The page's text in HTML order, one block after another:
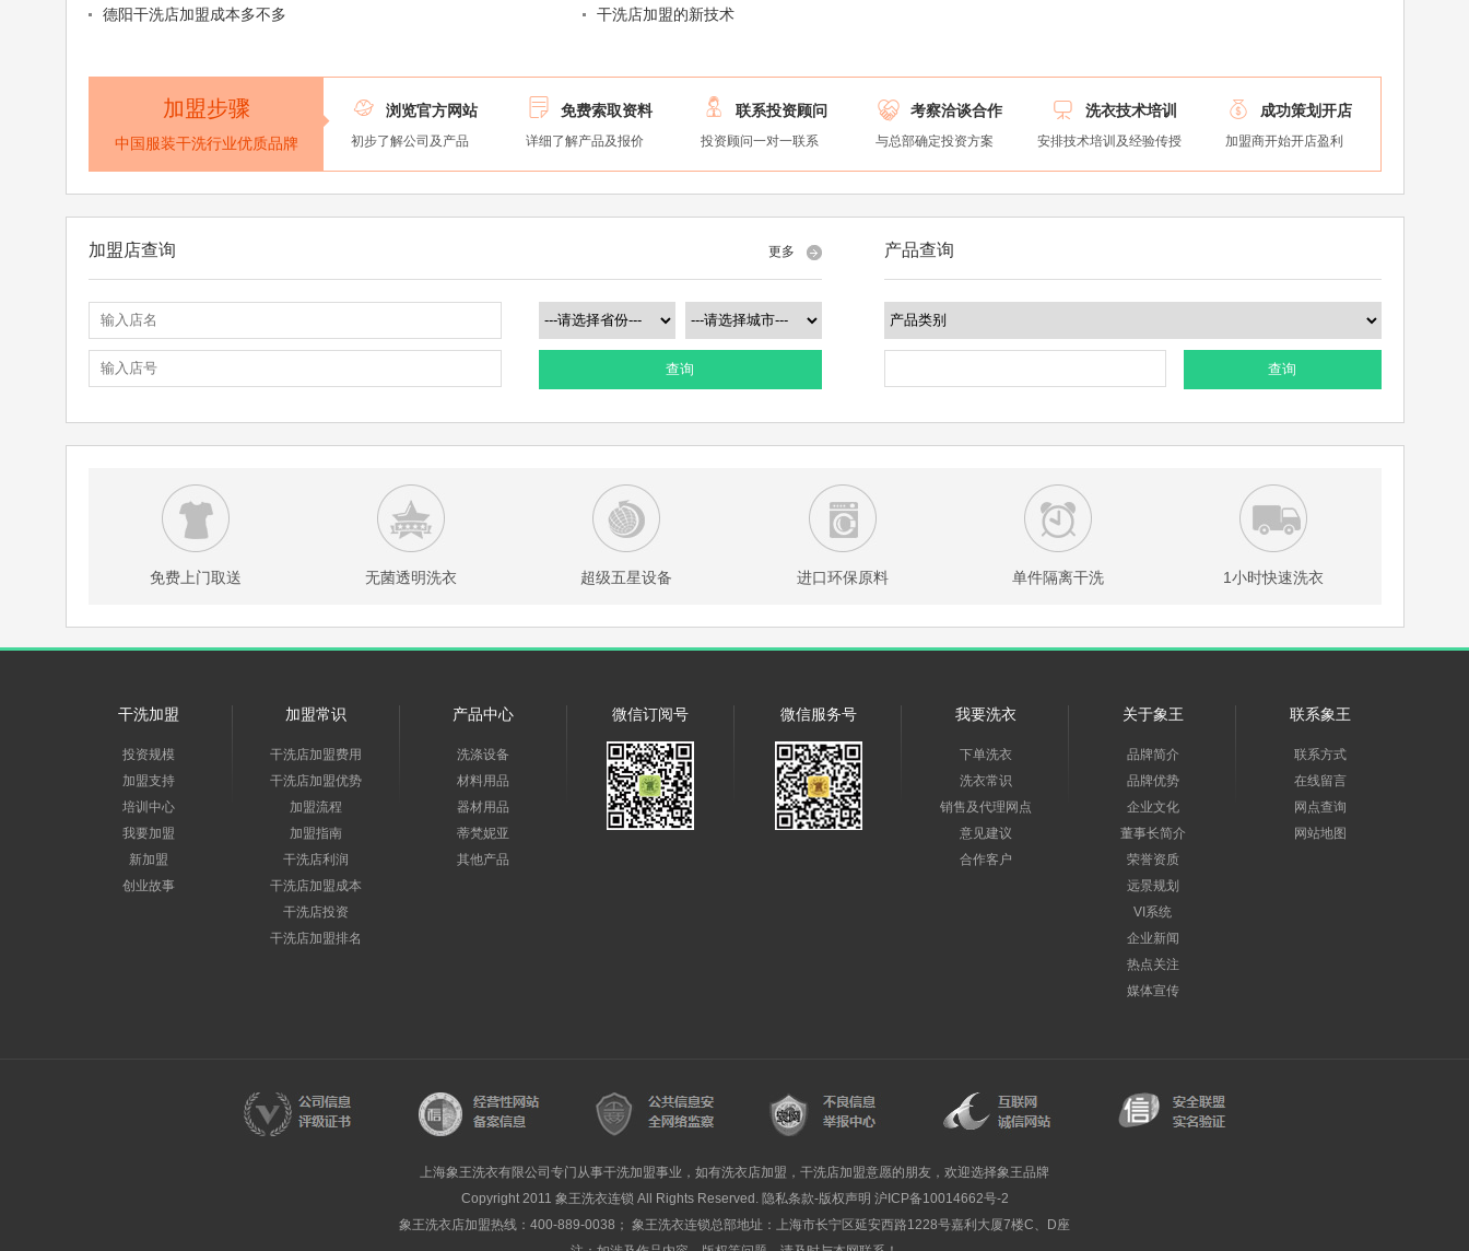
德阳干洗店加盟成本多不多
干洗店加盟的新技术
加盟步骤
中国服装干洗行业优质品牌
 浏览官方网站
初步了解公司及产品
 免费索取资料
详细了解产品及报价
 联系投资顾问
投资顾问一对一联系
 考察洽谈合作
与总部确定投资方案
 洗衣技术培训
安排技术培训及经验传授
 成功策划开店
加盟商开始开店盈利
加盟店查询 更多
查询
产品查询
查询
免费上门取送 无菌透明洗衣 超级五星设备 进口环保原料 单件隔离干洗 1小时快速洗衣
干洗加盟
投资规模
加盟支持
培训中心
我要加盟
新加盟
创业故事
加盟常识
干洗店加盟费用
干洗店加盟优势
加盟流程
加盟指南
干洗店利润
干洗店加盟成本
干洗店投资
干洗店加盟排名
产品中心
洗涤设备
材料用品
器材用品
蒂梵妮亚
其他产品
微信订阅号 微信服务号 我要洗衣
下单洗衣
洗衣常识
销售及代理网点
意见建议
合作客户
关于象王
品牌简介
品牌优势
企业文化
董事长简介
荣誉资质
远景规划
VI系统
企业新闻
热点关注
媒体宣传
联系象王
联系方式
在线留言
网点查询
网站地图
上海象王洗衣有限公司专门从事干洗加盟事业，如有洗衣店加盟，干洗店加盟意愿的朋友，欢迎选择象王品牌
Copyright 2011 象王洗衣连锁 All Rights Reserved. 隐私条款-版权声明 沪ICP备10014662号-2
象王洗衣店加盟热线：400-889-0038； 象王洗衣连锁总部地址：上海市长宁区延安西路1228号嘉利大厦7楼C、D座